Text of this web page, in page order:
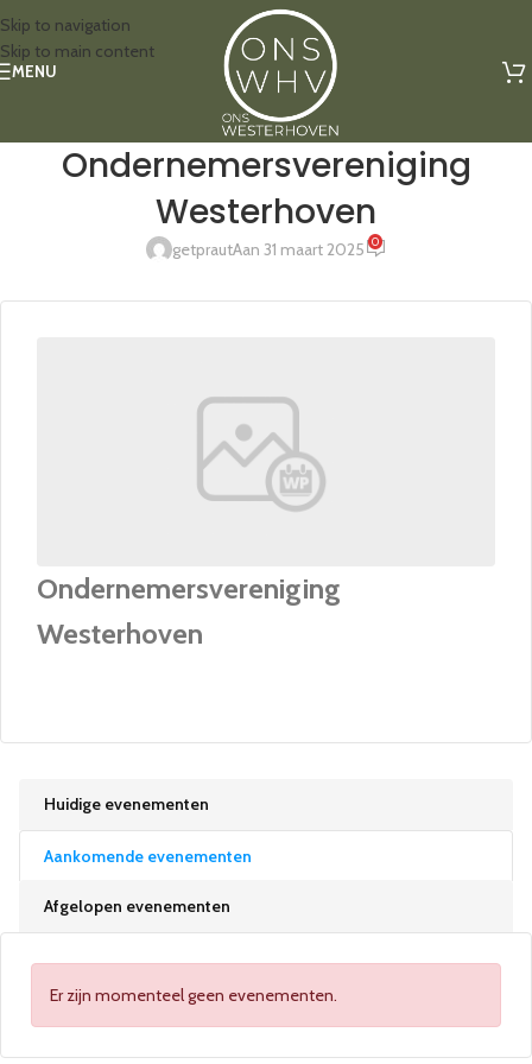
Skip to navigation
Skip to main content
MENU
Ondernemersvereniging
Westerhoven
getprautAan 31 maart 2025 0
Ondernemersvereniging
Westerhoven
Huidige evenementen
Aankomende evenementen
Afgelopen evenementen
Er zijn momenteel geen evenementen.